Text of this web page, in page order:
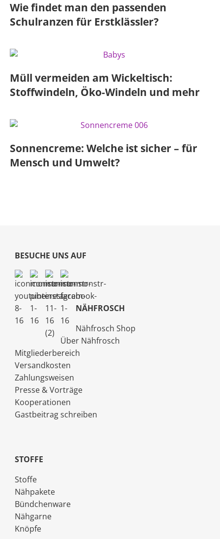
Wie findet man den passenden
Schulranzen für Erstklässler?
Müll vermeiden am Wickeltisch:
Stoffwindeln, Öko-Windeln und mehr
Sonnencreme: Welche ist sicher – für
Mensch und Umwelt?
BESUCHE UNS AUF
NÄHFROSCH
Nähfrosch Shop
Über Nähfrosch
Mitgliederbereich
Versandkosten
Zahlungsweisen
Presse & Vorträge
Kooperationen
Gastbeitrag schreiben
STOFFE
Stoffe
Nähpakete
Bündchenware
Nähgarne
Knöpfe